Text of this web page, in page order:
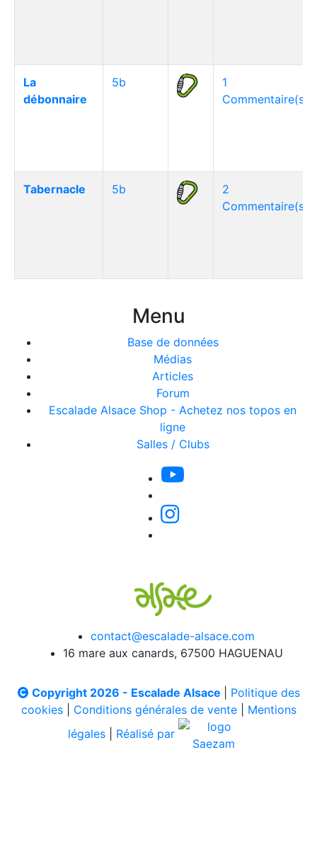
La
débonnaire
5b
1
Commentaire(s)
Tabernacle 5b
2
Commentaire(s)
Menu
Base de données
Médias
Articles
Forum
Escalade Alsace Shop - Achetez nos topos en
ligne
Salles / Clubs
contact@escalade-alsace.com
16 mare aux canards, 67500 HAGUENAU
Copyright 2026 - Escalade Alsace
Politique des
cookies| Conditions générales de vente| Mentions
légales
Réalisé par